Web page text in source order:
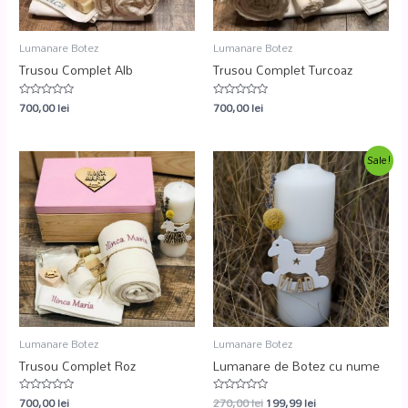
Lumanare Botez
Trusou Complet Alb
Evaluat
la
700,00lei
Lumanare Botez
Trusou Complet Turcoaz
Evaluat
la
700,00lei
Lumanare Botez
Trusou Complet Roz
Evaluat
700,00lei
Sale!
Lumanare Botez
Lumanare de Botez cu nume
Evaluat
270,00lei199,99lei